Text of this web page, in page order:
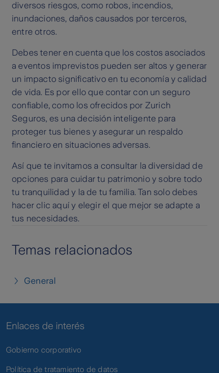
diversos riesgos, como robos, incendios,
inundaciones, daños causados por terceros,
entre otros.
Debes tener en cuenta que los costos asociados
a eventos imprevistos pueden ser altos y generar
un impacto significativo en tu economía y calidad
de vida. Es por ello que contar con un seguro
confiable, como los ofrecidos por Zurich
Seguros, es una decisión inteligente para
proteger tus bienes y asegurar un respaldo
financiero en situaciones adversas.
Así que te invitamos a consultar la diversidad de
opciones para cuidar tu patrimonio y sobre todo
tu tranquilidad y la de tu familia. Tan solo debes
hacer clic aquí y elegir el que mejor se adapte a
tus necesidades.
Temas relacionados
General
Enlaces de interés
Gobierno corporativo
Política de tratamiento de datos